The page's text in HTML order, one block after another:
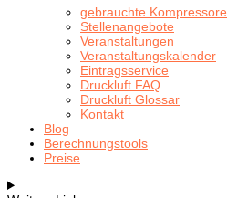
gebrauchte
Stellenangebote
Veranstaltungen
Veranstaltungskalender
Eintragsservice
Druckluft FAQ
Druckluft Glossar
Kontakt
Blog
Berechnungstools
Preise